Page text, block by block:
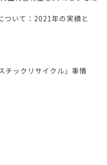
いて：2021年の実績と
チックリサイクル」事情